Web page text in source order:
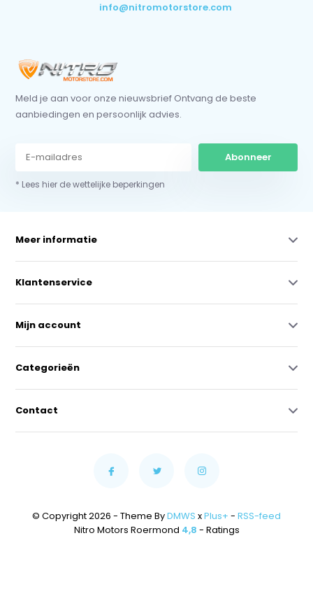
info@nitromotorstore.com
Meld je aan voor onze nieuwsbrief Ontvang de beste
aanbiedingen en persoonlijk advies.
Abonneer
* Lees hier de wettelijke beperkingen
Meer informatie
Klantenservice
Mijn account
Categorieën
Contact
© Copyright 2026 - Theme ByDMWS xPlus+ - RSS-feed
Nitro Motors Roermond 4,8 - Ratings